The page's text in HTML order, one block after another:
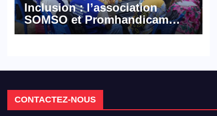
Inclusion : l’association
SOMSO et Promhandicam
militent en faveur d’une
CONTACTEZ-NOUS